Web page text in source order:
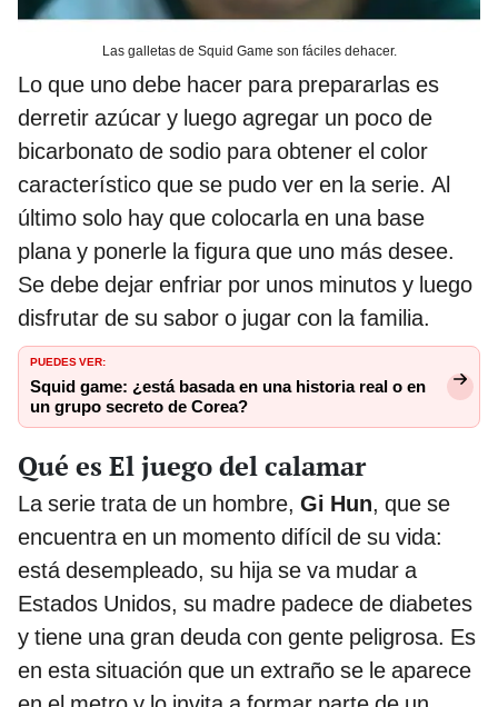
Las galletas de Squid Game son fáciles dehacer.
Lo que uno debe hacer para prepararlas es
derretir azúcar y luego agregar un poco de
bicarbonato de sodio para obtener el color
característico que se pudo ver en la serie. Al
último solo hay que colocarla en una base
plana y ponerle la figura que uno más desee.
Se debe dejar enfriar por unos minutos y luego
disfrutar de su sabor o jugar con la familia.
PUEDES VER:
Squid game: ¿está basada en una historia real o en
un grupo secreto de Corea?
Qué es El juego del calamar
La serie trata de un hombre, Gi Hun, que se
encuentra en un momento difícil de su vida:
está desempleado, su hija se va mudar a
Estados Unidos, su madre padece de diabetes
y tiene una gran deuda con gente peligrosa. Es
en esta situación que un extraño se le aparece